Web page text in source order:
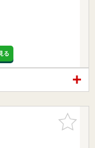
る
お気に入
りに追加